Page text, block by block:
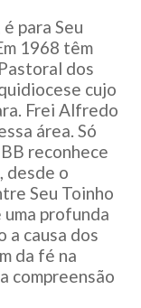
para Seu
1968 têm
dos
cujo
Frei Alfredo
área. Só
reconhece
desde o
Seu Toinho
profunda
a causa dos
da fé na
compreensão